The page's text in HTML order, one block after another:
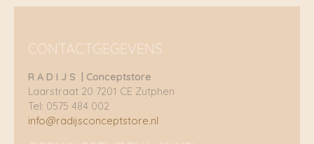
CONTACTGEGEVENS
R A D I J S | Conceptstore
Laarstraat 20 7201 CE Zutphen
Tel: 0575 484 002
info@radijsconceptstore.nl